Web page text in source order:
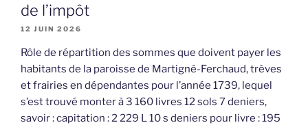
de l’impôt
12 JUIN 2026
Rôle de répartition des sommes que doivent payer les
habitants de la paroisse de Martigné-Ferchaud, trèves
et frairies en dépendantes pour l’année 1739, lequel
s’est trouvé monter à 3 160 livres 12 sols 7 deniers,
savoir : capitation : 2 229 L 10 s deniers pour livre : 195